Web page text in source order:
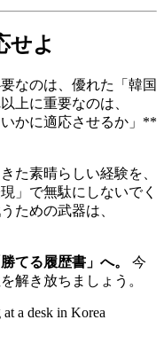
せよ
なのは、優れた「韓国
上に重要なのは、
かに適応させるか」**
た素晴らしい経験を、
」で無駄にしないでく
ための武器は、
てる履歴書」へ。
今
解き放ちましょう。